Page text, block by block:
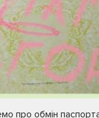
про обмін